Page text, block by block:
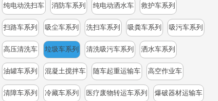
纯电动洗扫车 消防车系列 纯电动洒水车 救护车系列
扫路车系列 吸尘车系列 洗扫车系列 吸粪车系列 吸污车系列
高压清洗车 垃圾车系列 清洗吸污车系列 洒水车系列
油罐车系列 混凝土搅拌车 随车起重运输车 高空作业车
清障车系列 冷藏车系列 医疗废物转运车系列 爆破器材运输车